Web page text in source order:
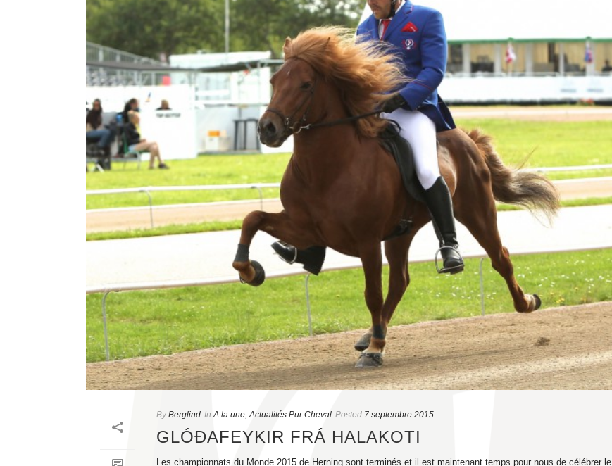
By Berglind In A la une Actualités Pur Cheval Posted 7 septembre 2015
GLÓÐAFEYKIR FRÁ HALAKOTI
Les championnats du Monde 2015 de Herning sont terminés et il est maintenant temps pour nous de célébrer le